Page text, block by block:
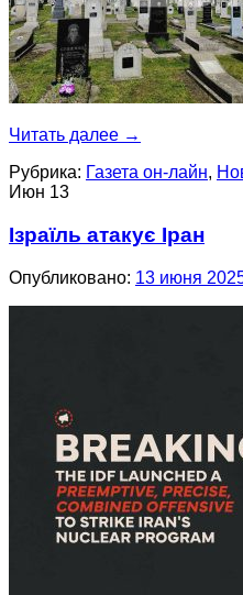
Читать далее →
Рубрика: Газета он-лайн,
Июн 13
Ізраїль атакує Іран
Опубликовано: 13 июня